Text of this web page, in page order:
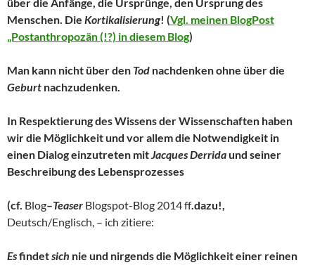
Menschen. Die Kortikalisierung! (Vgl. meinen BlogPost
„Postanthropozän (!?) in diesem Blog)
Man kann nicht über den Tod nachdenken ohne über die
Geburt nachzudenken.
In Respektierung des Wissens der Wissenschaften haben
wir die Möglichkeit und vor allem die Notwendigkeit in
einen Dialog einzutreten mitJacques Derridaund seiner
Beschreibung des Lebensprozesses
(cf. Blog–Teaser Blogspot-Blog 2014 ff.dazu!,
Deutsch/Englisch, – ich zitiere:
Esfindetsich nie und nirgends die Möglichkeit einer reinen